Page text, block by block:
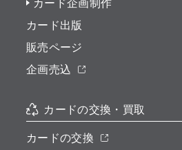
カード企画制作
カード出版
販売ページ
企画売込
カードの交換・買取
カードの交換